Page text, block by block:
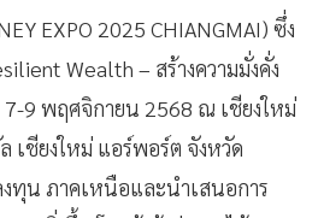
EXPO 2025 CHIANGMAI) ซึ่ง
Wealth – สร้างความมั่งคั่ง
7-9 พฤศจิกายน 2568 ณ เชียงใหม่
เชียงใหม่ แอร์พอร์ต จังหวัด
งทุน ภาคเหนือและนำเสนอการ